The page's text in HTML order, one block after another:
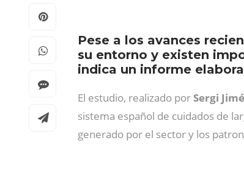
Pese a los avances
su entorno y existen
indica un informe
El estudio, realizado porSergi
sistema español de cuidados de
generado por el sector y los